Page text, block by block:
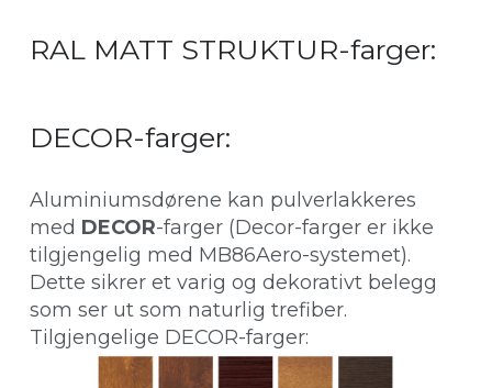
RAL MATT STRUKTUR-farger:
DECOR-farger:
Aluminiumsdørene kan pulverlakkeres
med DECOR-farger (Decor-farger er ikke
tilgjengelig med MB86Aero-systemet).
Dette sikrer et varig og dekorativt belegg
som ser ut som naturlig trefiber.
Tilgjengelige DECOR-farger: